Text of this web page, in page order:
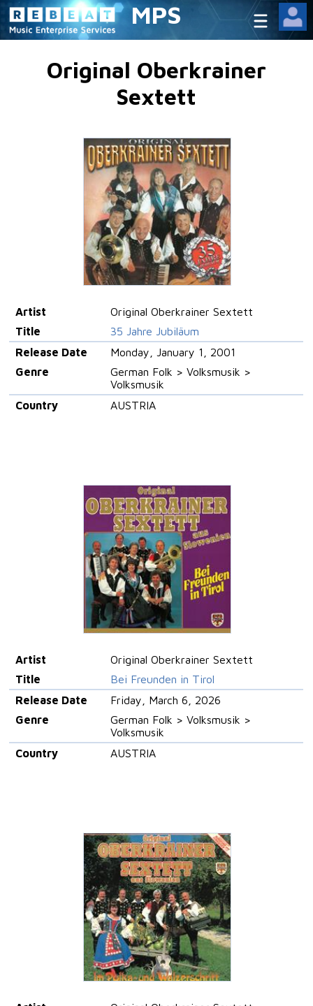
MPS
Original Oberkrainer
Sextett
Artist
Original Oberkrainer Sextett
Title
35 Jahre Jubiläum
Release Date
Monday, January 1, 2001
Genre
German Folk > Volksmusik >
Volksmusik
Country
AUSTRIA
Artist
Original Oberkrainer Sextett
Title
Bei Freunden in Tirol
Release Date
Friday, March 6, 2026
Genre
German Folk > Volksmusik >
Volksmusik
Country
AUSTRIA